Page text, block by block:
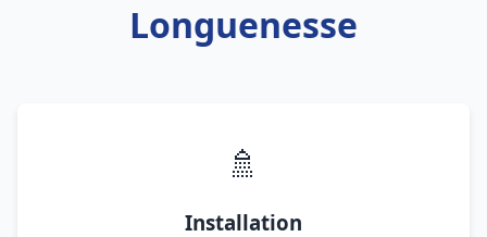
Longuenesse
🚿
Installation